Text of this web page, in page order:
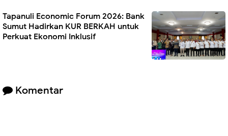
Tapanuli Economic Forum 2026: Bank
Sumut Hadirkan KUR BERKAH untuk
Perkuat Ekonomi Inklusif
Komentar